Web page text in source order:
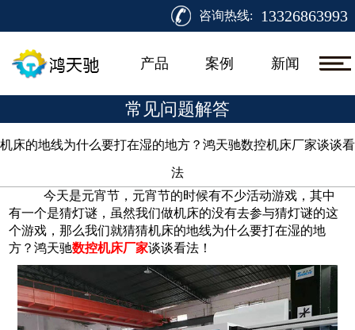
咨询热线: 13326863993
产品 案例 新闻
常见问题解答
机床的地线为什么要打在湿的地方？鸿天驰数控机床厂家谈谈看
法​
今天是元宵节，元宵节的时候有不少活动游戏，其中
有一个是猜灯谜，虽然我们做机床的没有去参与猜灯谜的这
个游戏，那么我们就猜猜机床的地线为什么要打在湿的地
方？鸿天驰数控机床厂家谈谈看法！